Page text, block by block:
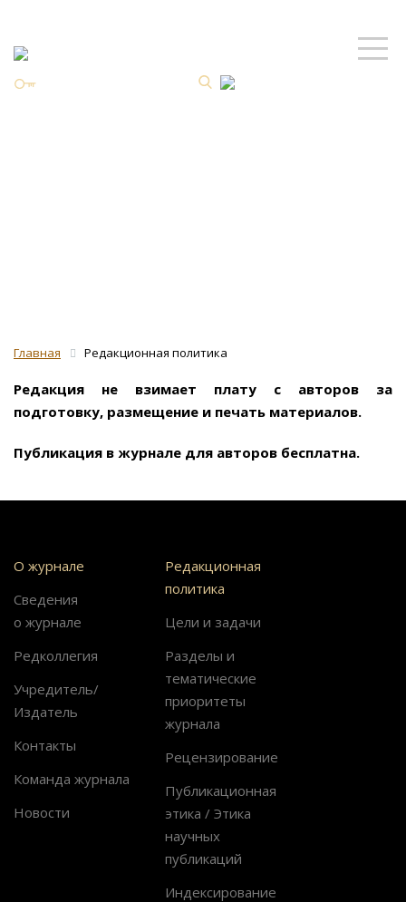
Главная Редакционная политика
Редакция не взимает плату с авторов за
подготовку, размещение и печать материалов.
Публикация в журнале для авторов бесплатна.
О журнале
Сведения
о журнале
Редколлегия
Учредитель/
Издатель
Контакты
Команда журнала
Новости
Редакционная
политика
Цели и задачи
Разделы и
тематические
приоритеты
журнала
Рецензирование
Публикационная
этика / Этика
научных
публикаций
Индексирование